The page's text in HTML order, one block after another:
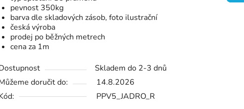
pevnost 350kg
barva dle skladových zásob, foto ilustrační
česká výroba
prodej po běžných metrech
cena za 1m
Skladem do 2-3 dnů
doručit do:
14.8.2026
PPV5_JADRO_R